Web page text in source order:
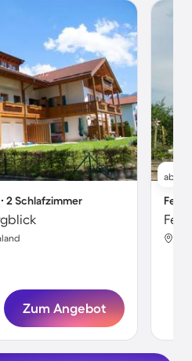
2 Schlafzimmer
Zum Angebot
ab